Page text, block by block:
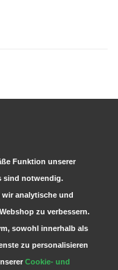
Funktion unserer
sind notwendig.
analytische und
zu verbessern.
sowohl innerhalb als
zu personalisieren
Cookie- und